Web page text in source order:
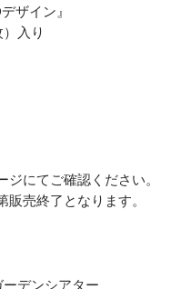
ザイン』
入り
にてご確認ください。
売終了となります。
デンシアター